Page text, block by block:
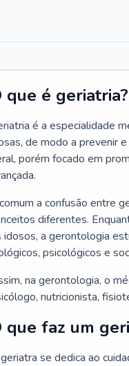
que é geriatria?
é a especialidade
de modo a prevenir
porém focado em
a confusão entre
diferentes.
idosos, a gerontologia
psicológicos e
na gerontologia, o
nutricionista,
que faz um
se dedica ao